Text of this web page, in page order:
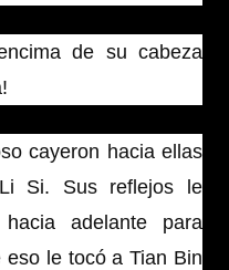
de su cabeza
cayeron hacia ellas
Si. Sus reflejos le
adelante para
le tocó a Tian Bin